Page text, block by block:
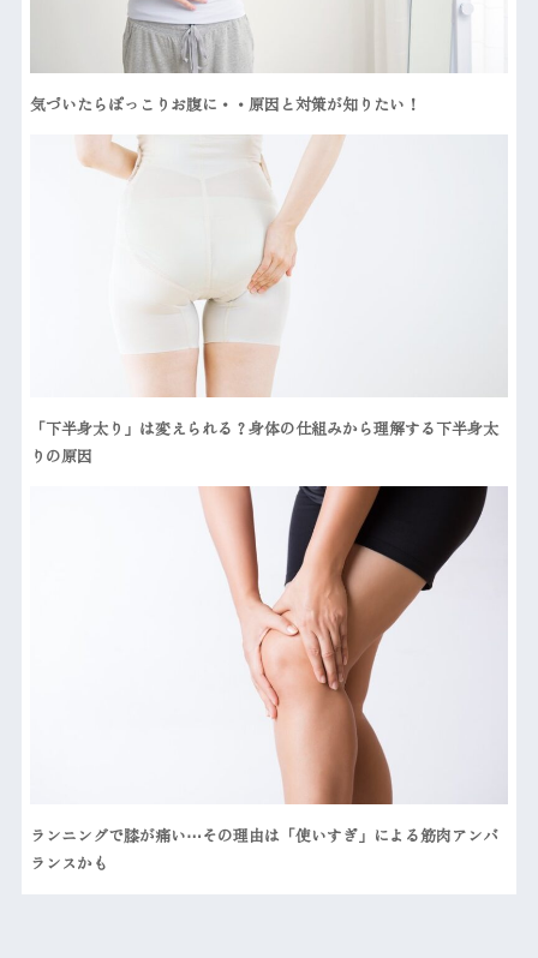
気づいたらぽっこりお腹に・・原因と対策が知りたい！
「下半身太り」は変えられる？身体の仕組みから理解する下半身太
りの原因
ランニングで膝が痛い⋯その理由は「使いすぎ」による筋肉アンバ
ランスかも